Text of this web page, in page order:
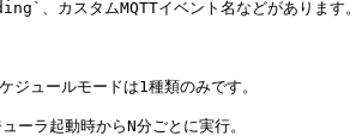
カスタムMQTTイベント名などがあります。
ジュールモードは1種類のみです。
起動時からN分ごとに実行。